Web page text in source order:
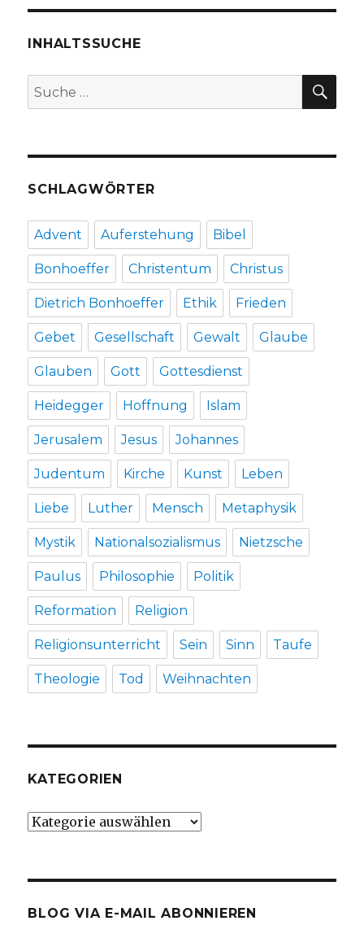
Christoph
Welver
INHALTSSUCHE
Suche
nach:
SCHLAGWÖRTER
Advent Auferstehung Bibel
Bonhoeffer Christentum Christus
Dietrich Bonhoeffer Ethik Frieden
Gebet Gesellschaft Gewalt Glaube
Glauben Gott Gottesdienst
Heidegger Hoffnung Islam
Jerusalem Jesus Johannes
Judentum Kirche Kunst Leben
Liebe Luther Mensch Metaphysik
Mystik Nationalsozialismus Nietzsche
Paulus Philosophie Politik
Reformation Religion
Religionsunterricht Sein Sinn Taufe
Theologie Tod Weihnachten
KATEGORIEN
Kategorien
BLOG VIA E-MAIL ABONNIEREN